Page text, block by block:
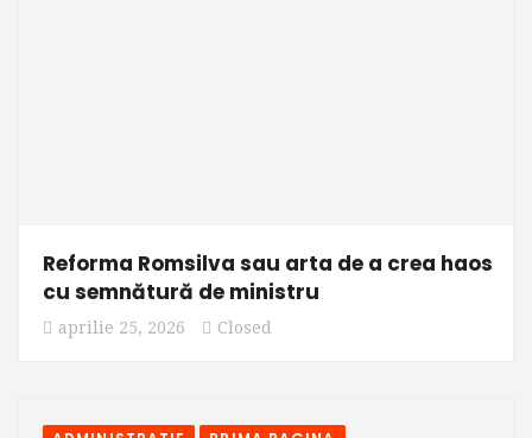
Reforma Romsilva sau arta de a crea haos
cu semnătură de ministru
aprilie 25, 2026 Closed